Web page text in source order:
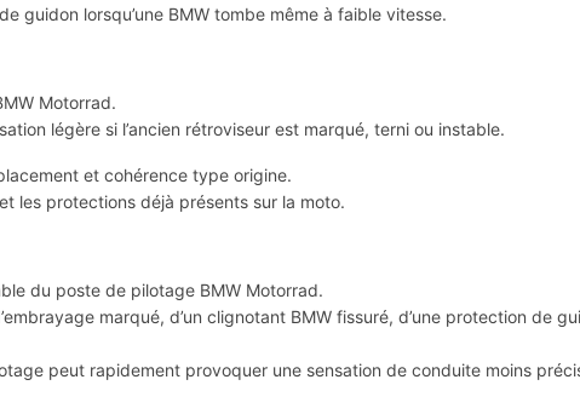
guidon lorsqu’une BMW tombe même à faible vitesse.
Motorrad.
légère si l’ancien rétroviseur est marqué, terni ou instable.
et cohérence type origine.
les protections déjà présents sur la moto.
du poste de pilotage BMW Motorrad.
marqué, d’un clignotant BMW fissuré, d’une protection de
peut rapidement provoquer une sensation de conduite moins